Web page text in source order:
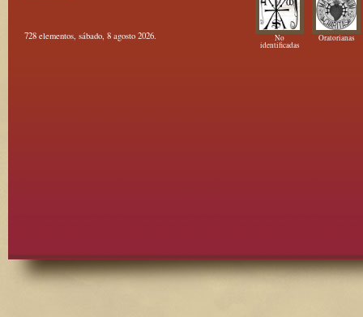
728 elementos, sábado, 8 agosto 2026. No
identificadas
Oratorianas